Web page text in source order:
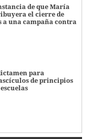
de que María
el cierre de
a una campaña contra
para
de principios